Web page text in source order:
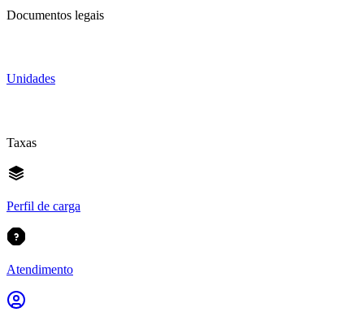
Documentos legais
Unidades
Taxas
Perfil de carga
Atendimento